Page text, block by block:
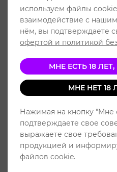
используем файлы
взаимодействие с
нём, вы подтверждаете
офертой и политикой
МНЕ ЕСТЬ 18
МНЕ НЕТ 18
Нажимая на кнопку "Мне
подтверждаете свое
выражаете свое
продукцией и
файлов cookie.